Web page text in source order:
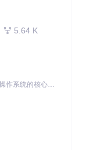
5.64 K
openEuler内核是openEuler操作系统的核心，既是系统性能与稳定性的基石，也是连接处理器、设备与服务的桥梁。